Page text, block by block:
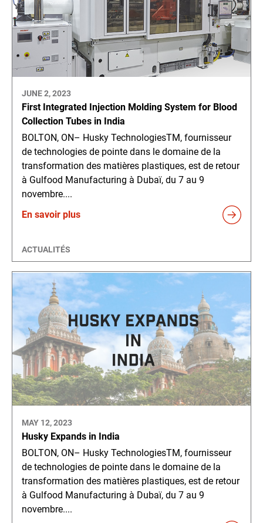
JUNE 2, 2023
First Integrated Injection Molding System for Blood
Collection Tubes in India
BOLTON, ON– Husky TechnologiesTM, fournisseur
de technologies de pointe dans le domaine de la
transformation des matières plastiques, est de retour
à Gulfood Manufacturing à Dubaï, du 7 au 9
novembre....
En savoir plus
ACTUALITÉS
MAY 12, 2023
Husky Expands in India
BOLTON, ON– Husky TechnologiesTM, fournisseur
de technologies de pointe dans le domaine de la
transformation des matières plastiques, est de retour
à Gulfood Manufacturing à Dubaï, du 7 au 9
novembre....